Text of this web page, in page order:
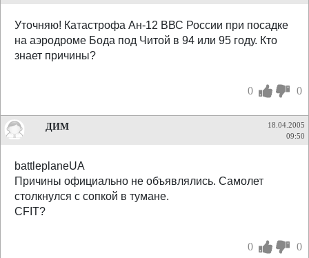
Уточняю! Катастрофа Ан-12 ВВС России при посадке
на аэродроме Бода под Читой в 94 или 95 году. Кто
знает причины?
0 0
ДИМ
18.04.2005
09:50
battleplaneUA
Причины официально не объявлялись. Самолет
столкнулся с сопкой в тумане.
CFIT?
0 0